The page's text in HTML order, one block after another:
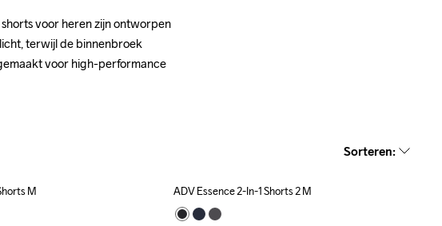
voor heren zijn ontworpen
terwijl de binnenbroek
voor high-performance
Sorteren:
M ADV Essence 2-In-1 Shorts 2 M